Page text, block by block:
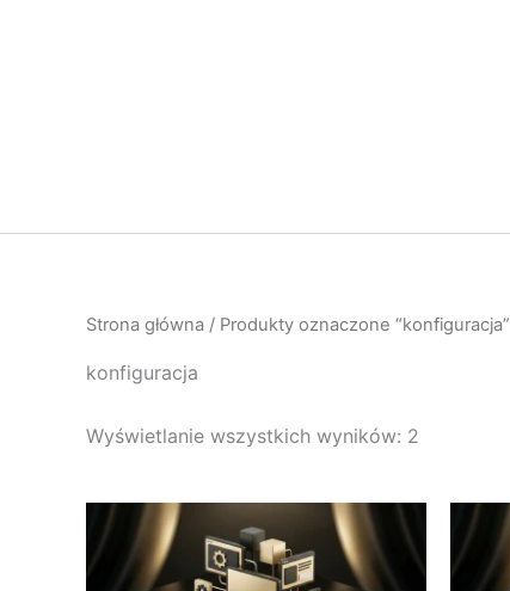
Strona główna / Produkty oznaczone “konfiguracja”
konfiguracja
Wyświetlanie wszystkich wyników: 2